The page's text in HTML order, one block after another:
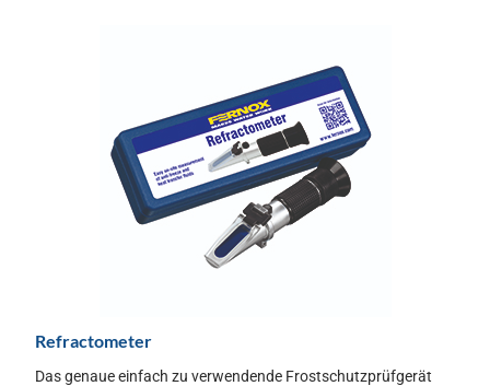
Refractometer
Das genaue einfach zu verwendende Frostschutzprüfgerät